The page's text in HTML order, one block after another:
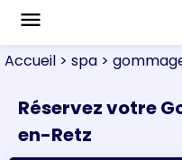
menu
Accueil > spa >
Réservez votre
en-Retz